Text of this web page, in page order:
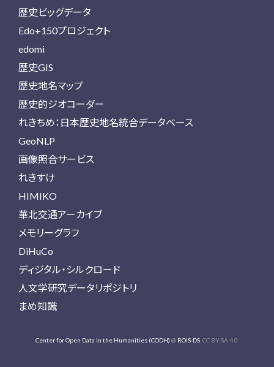
歴史ビッグデータ
Edo+150プロジェクト
edomi
歴史GIS
歴史地名マップ
歴史的ジオコーダー
れきちめ：日本歴史地名統合データベース
GeoNLP
画像照合サービス
れきすけ
HIMIKO
華北交通アーカイブ
メモリーグラフ
DiHuCo
ディジタル・シルクロード
人文学研究データリポジトリ
まめ知識
Center for Open Data in the Humanities (CODH) @ ROIS-DS. CC BY-SA 4.0.